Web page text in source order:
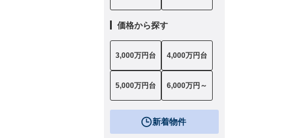
価格から探す
3,000万円台 4,000万円台
5,000万円台 6,000万円～
新着物件